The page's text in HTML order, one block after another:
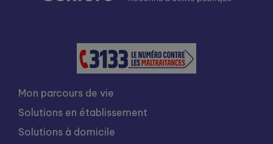
Mon parcours de vie
Solutions en établissement
Solutions à domicile